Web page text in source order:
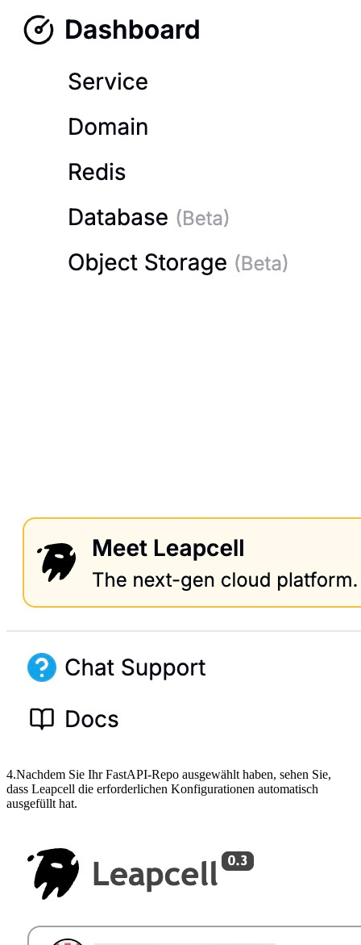
4.Nachdem Sie Ihr FastAPI-Repo ausgewählt haben, sehen Sie,
dass Leapcell die erforderlichen Konfigurationen automatisch
ausgefüllt hat.